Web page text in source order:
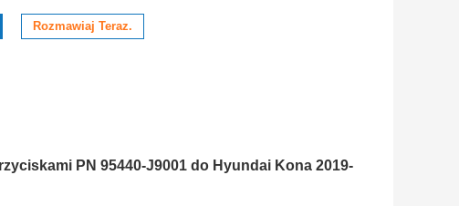
Rozmawiaj Teraz.
PN 95440-J9001 do Hyundai Kona 2019-